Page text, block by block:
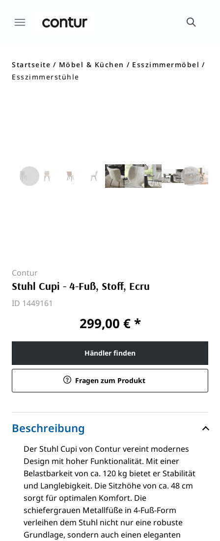
Startseite Möbel & Küchen
Esszimmermöbel
Esszimmerstühle
Contur
Stuhl Cupi - 4-Fuß, Stoff, Ecru
ID 1449161
299,00 € *
Händler finden
Fragen zum Produkt
Beschreibung
Der Stuhl Cupi von Contur vereint modernes
Design mit hoher Funktionalität. Mit einer
Belastbarkeit von ca. 120 kg bietet er Stabilität
und Langlebigkeit. Die Sitzhöhe von ca. 48 cm
sorgt für optimalen Komfort. Die
schiefergrauen Metallfüße in 4-Fuß-Form
verleihen dem Stuhl nicht nur eine robuste
Grundlage, sondern auch einen eleganten